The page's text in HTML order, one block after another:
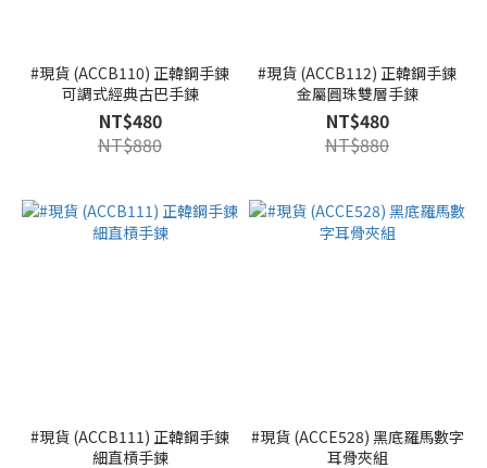
#現貨 (ACCB110) 正韓鋼手鍊
可調式經典古巴手鍊
NT$480
NT$880
#現貨 (ACCB112) 正韓鋼手鍊
金屬圓珠雙層手鍊
NT$480
NT$880
#現貨 (ACCB111) 正韓鋼手鍊
細直槓手鍊
#現貨 (ACCE528) 黑底羅馬數字
耳骨夾組